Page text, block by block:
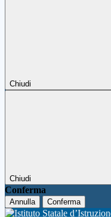
Chiudi
Chiudi
Conferma
Annulla Conferma